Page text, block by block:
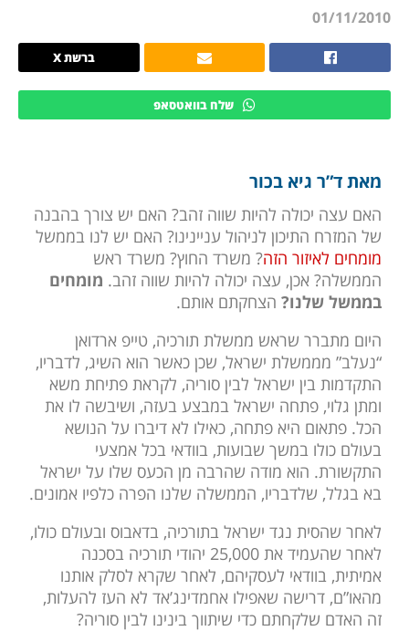
01/11/2010
ברשת X
שלח בוואטסאפ
מאת ד”ר גיא בכור
האם עצה יכולה להיות שווה זהב? האם יש צורך בהבנה
של המזרח התיכון לניהול עניינינו? האם יש לנו בממשל
מומחים לאיזור הזה? משרד החוץ? משרד ראש
הממשלה? אכן, עצה יכולה להיות שווה זהב. מומחים
בממשל שלנו? הצחקתם אותם.
היום מתברר שראש ממשלת תורכיה, טייפ ארדואן
“נעלב” מממשלת ישראל, שכן כאשר הוא השיג, לדבריו,
התקדמות בין ישראל לבין סוריה, לקראת פתיחת משא
ומתן גלוי, פתחה ישראל במבצע בעזה, ושיבשה לו את
הכל. פתאום היא פתחה, כאילו לא דיברו על הנושא
בעולם כולו במשך שבועות, בוודאי בכל אמצעי
התקשורת. הוא מודה שהרבה מן הכעס שלו על ישראל
בא בגלל, שלדבריו, הממשלה שלנו הפרה כלפיו אמונים.
לאחר שהסית נגד ישראל בתורכיה, בדאבוס ובעולם כולו,
לאחר שהעמיד את 25,000 יהודי תורכיה בסכנה
אמיתית, בוודאי לעסקיהם, לאחר שקרא לסלק אותנו
מהאו”ם, דרישה שאפילו אחמדינג’אד לא העז להעלות,
זה האדם שלקחתם כדי שיתווך בינינו לבין סוריה?